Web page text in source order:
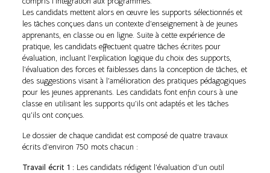
Les candidats mettent alors en œuvre les supports sélectionnés et
les tâches conçues dans un contexte d’enseignement à de jeunes
apprenants, en classe ou en ligne. Suite à cette expérience de
pratique, les candidats effectuent quatre tâches écrites pour
évaluation, incluant l’explication logique du choix des supports,
l’évaluation des forces et faiblesses dans la conception de tâches, et
des suggestions visant à l’amélioration des pratiques pédagogiques
pour les jeunes apprenants. Les candidats font enfin cours à une
classe en utilisant les supports qu’ils ont adaptés et les tâches
qu’ils ont conçues.
Le dossier de chaque candidat est composé de quatre travaux
écrits d’environ 750 mots chacun :
Travail écrit 1 : Les candidats rédigent l’évaluation d’un outil